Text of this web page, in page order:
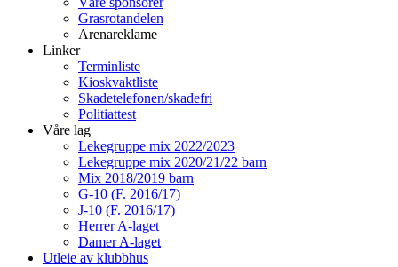
Grasrotandelen
Arenareklame
Linker
Terminliste
Kioskvaktliste
Skadetelefonen/skadefri
Politiattest
Våre lag
Lekegruppe mix 2022/2023
Lekegruppe mix 2020/21/22 barn
Mix 2018/2019 barn
G-10 (F. 2016/17)
J-10 (F. 2016/17)
Herrer A-laget
Damer A-laget
Utleie av klubbhus